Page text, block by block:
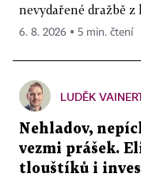
nevydařené dražbě
6. 8. 2026 ▪ 5 min. čtení
LUDĚK
Nehladov,
vezmi prášek.
tlouštíků i